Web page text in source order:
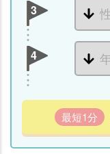
3
4
最短1分